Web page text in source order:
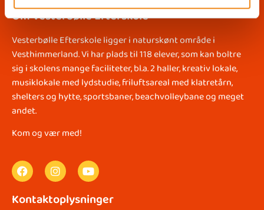
Om Vesterbølle Efterskole
Vesterbølle Efterskole ligger i naturskønt område i
Vesthimmerland. Vi har plads til 118 elever, som kan boltre
sig i skolens mange faciliteter, bl.a. 2 haller, kreativ lokale,
musiklokale med lydstudie, friluftsareal med klatretårn,
shelters og hytte, sportsbaner, beachvolleybane og meget
andet.
Kom og vær med!
Kontaktoplysninger